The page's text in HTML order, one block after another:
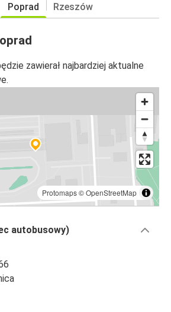
Poprad Rzeszów
zawierał najbardziej aktualne
Protomaps©OpenStreetMap
autobusowy)